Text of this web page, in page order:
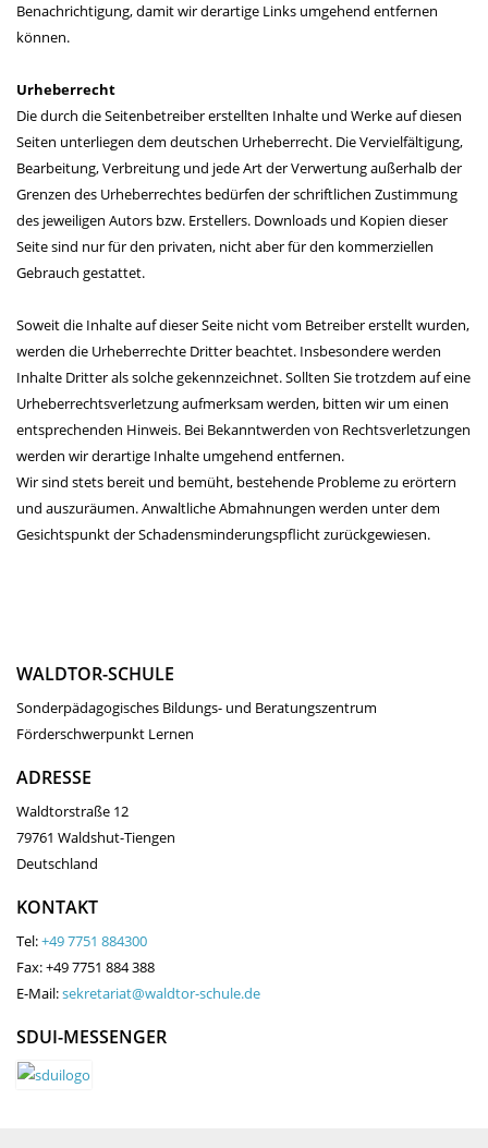
Benachrichtigung, damit wir derartige Links umgehend entfernen
können.
Urheberrecht
Die durch die Seitenbetreiber erstellten Inhalte und Werke auf diesen
Seiten unterliegen dem deutschen Urheberrecht. Die Vervielfältigung,
Bearbeitung, Verbreitung und jede Art der Verwertung außerhalb der
Grenzen des Urheberrechtes bedürfen der schriftlichen Zustimmung
des jeweiligen Autors bzw. Erstellers. Downloads und Kopien dieser
Seite sind nur für den privaten, nicht aber für den kommerziellen
Gebrauch gestattet.
Soweit die Inhalte auf dieser Seite nicht vom Betreiber erstellt wurden,
werden die Urheberrechte Dritter beachtet. Insbesondere werden
Inhalte Dritter als solche gekennzeichnet. Sollten Sie trotzdem auf eine
Urheberrechtsverletzung aufmerksam werden, bitten wir um einen
entsprechenden Hinweis. Bei Bekanntwerden von Rechtsverletzungen
werden wir derartige Inhalte umgehend entfernen.
Wir sind stets bereit und bemüht, bestehende Probleme zu erörtern
und auszuräumen. Anwaltliche Abmahnungen werden unter dem
Gesichtspunkt der Schadensminderungspflicht zurückgewiesen.
WALDTOR-SCHULE
Sonderpädagogisches Bildungs- und Beratungszentrum
Förderschwerpunkt Lernen
ADRESSE
Waldtorstraße 12
79761 Waldshut-Tiengen
Deutschland
KONTAKT
Tel:+49 7751 884300
Fax: +49 7751 884 388
E-Mail:sekretariat@waldtor-schule.de
SDUI-MESSENGER